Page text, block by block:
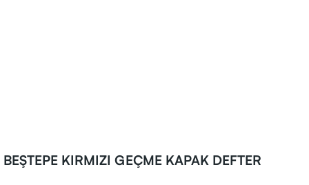
BEŞTEPE KIRMIZI GEÇME KAPAK DEFTER